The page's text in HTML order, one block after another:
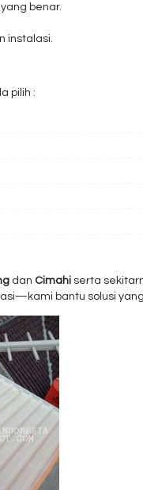
benar.
instalasi.
pilih :
dan Cimahi serta
bantu solusi